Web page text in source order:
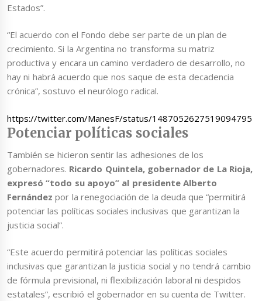
Estados”.
“El acuerdo con el Fondo debe ser parte de un plan de
crecimiento. Si la Argentina no transforma su matriz
productiva y encara un camino verdadero de desarrollo, no
hay ni habrá acuerdo que nos saque de esta decadencia
crónica”, sostuvo el neurólogo radical.
https://twitter.com/ManesF/status/1487052627519094795
Potenciar políticas sociales
También se hicieron sentir las adhesiones de los
gobernadores. Ricardo Quintela, gobernador de La Rioja,
expresó “todo su apoyo” al presidente Alberto
Fernández por la renegociación de la deuda que “permitirá
potenciar las políticas sociales inclusivas que garantizan la
justicia social”.
“Este acuerdo permitirá potenciar las políticas sociales
inclusivas que garantizan la justicia social y no tendrá cambio
de fórmula previsional, ni flexibilización laboral ni despidos
estatales”, escribió el gobernador en su cuenta de Twitter.